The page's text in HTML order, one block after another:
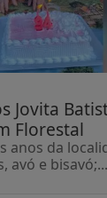
Jovita
Florestal
da
avó e bisavó;...